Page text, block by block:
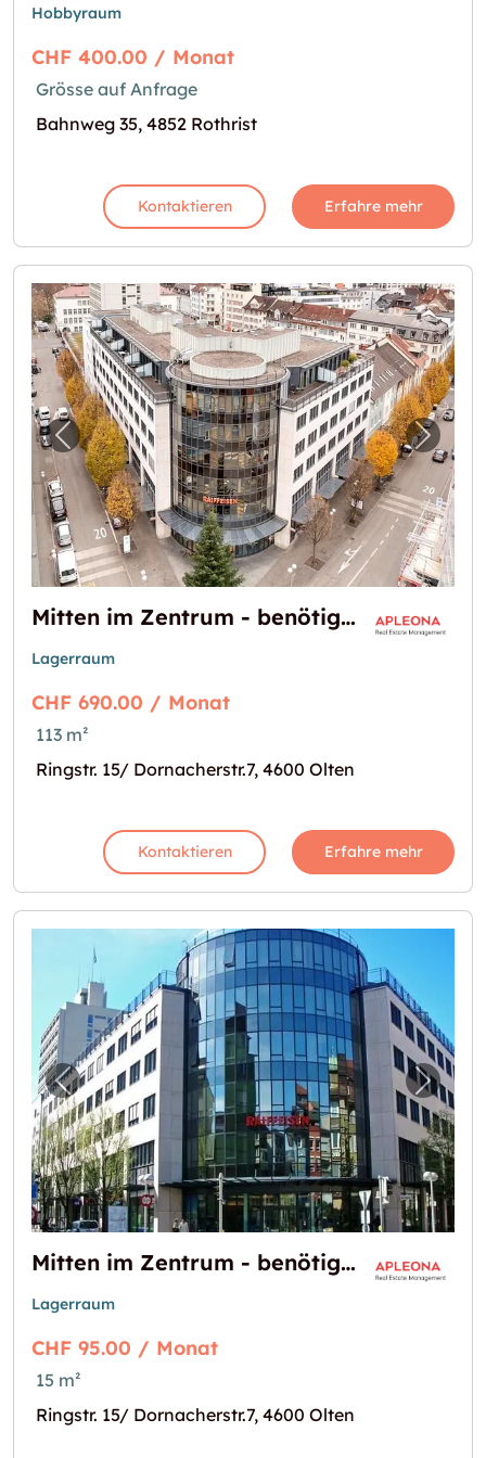
Hobbyraum
CHF 400.00 / Monat
Grösse auf Anfrage
Bahnweg 35, 4852 Rothrist
Kontaktieren Erfahre mehr
Vorheriges Bild für "Mitten im Zentrum -
Mitten im Zentrum - benötigen sie mehr Platz?
Lagerraum
CHF 690.00 / Monat
113 m²
Ringstr. 15/ Dornacherstr.7, 4600 Olten
Kontaktieren Erfahre mehr
Vorheriges Bild für "Mitten im Zentrum -
Mitten im Zentrum - benötigen sie mehr Platz?
Lagerraum
CHF 95.00 / Monat
15 m²
Ringstr. 15/ Dornacherstr.7, 4600 Olten